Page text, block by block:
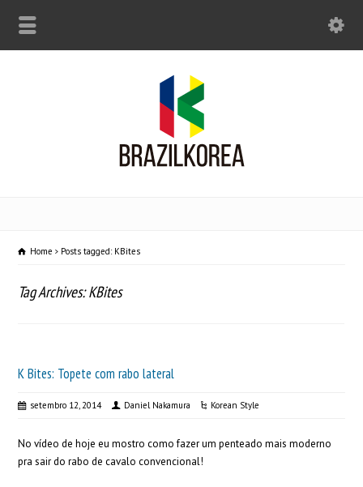
Home Posts tagged: KBites
Tag Archives: KBites
K Bites: Topete com rabo lateral
setembro 12, 2014 Daniel Nakamura Korean Style
No vídeo de hoje eu mostro como fazer um penteado mais moderno
pra sair do rabo de cavalo convencional!